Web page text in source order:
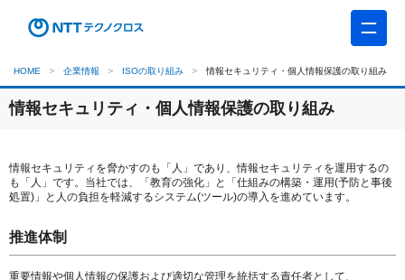
HOME 企業情報 ISOの取り組み 情報セキュリティ・個人情報保護の取り組み
情報セキュリティ・個人情報保護の取り組み
情報セキュリティを脅かすのも「人」であり、情報セキュリティを運用するの
も「人」です。当社では、「教育の強化」と「仕組みの構築・運用(予防と事後
処置)」と人の負担を軽減するシステム(ツール)の導入を進めています。
推進体制
重要情報や個人情報の保護および適切な管理を統括する責任者として、